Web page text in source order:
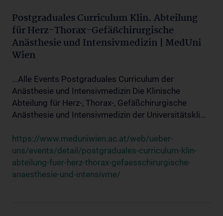
Postgraduales Curriculum Klin. Abteilung
für Herz-Thorax-Gefäßchirurgische
Anästhesie und Intensivmedizin | MedUni
Wien
...Alle Events Postgraduales Curriculum der
Anästhesie und Intensivmedizin Die Klinische
Abteilung für Herz-, Thorax-, Gefäßchirurgische
Anästhesie und Intensivmedizin der Universitätskli...
https://www.meduniwien.ac.at/web/ueber-
uns/events/detail/postgraduales-curriculum-klin-
abteilung-fuer-herz-thorax-gefaesschirurgische-
anaesthesie-und-intensivme/